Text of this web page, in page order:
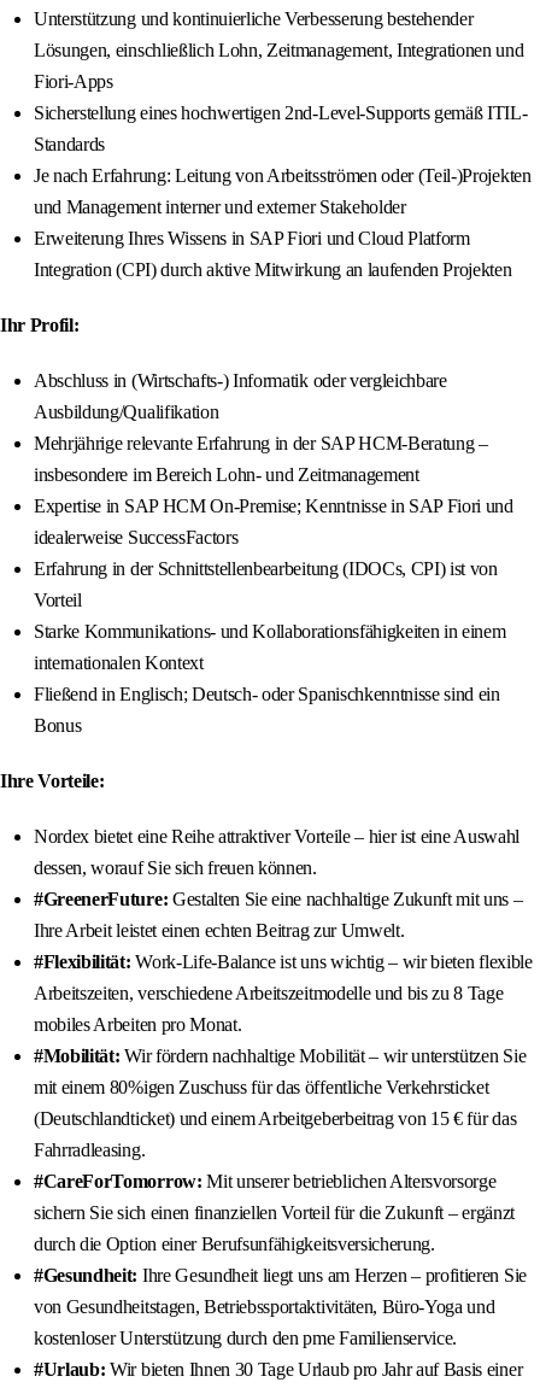
Unterstützung und kontinuierliche Verbesserung bestehender
Lösungen, einschließlich Lohn, Zeitmanagement, Integrationen und
Fiori-Apps
Sicherstellung eines hochwertigen 2nd-Level-Supports gemäß ITIL-
Standards
Je nach Erfahrung: Leitung von Arbeitsströmen oder (Teil-)Projekten
und Management interner und externer Stakeholder
Erweiterung Ihres Wissens in SAP Fiori und Cloud Platform
Integration (CPI) durch aktive Mitwirkung an laufenden Projekten
Ihr Profil:
Abschluss in (Wirtschafts-) Informatik oder vergleichbare
Ausbildung/Qualifikation
Mehrjährige relevante Erfahrung in der SAP HCM-Beratung –
insbesondere im Bereich Lohn- und Zeitmanagement
Expertise in SAP HCM On-Premise; Kenntnisse in SAP Fiori und
idealerweise SuccessFactors
Erfahrung in der Schnittstellenbearbeitung (IDOCs, CPI) ist von
Vorteil
Starke Kommunikations- und Kollaborationsfähigkeiten in einem
internationalen Kontext
Fließend in Englisch; Deutsch- oder Spanischkenntnisse sind ein
Bonus
Ihre Vorteile:
Nordex bietet eine Reihe attraktiver Vorteile – hier ist eine Auswahl
dessen, worauf Sie sich freuen können.
#GreenerFuture: Gestalten Sie eine nachhaltige Zukunft mit uns –
Ihre Arbeit leistet einen echten Beitrag zur Umwelt.
#Flexibilität: Work-Life-Balance ist uns wichtig – wir bieten flexible
Arbeitszeiten, verschiedene Arbeitszeitmodelle und bis zu 8 Tage
mobiles Arbeiten pro Monat.
#Mobilität: Wir fördern nachhaltige Mobilität – wir unterstützen Sie
mit einem 80%igen Zuschuss für das öffentliche Verkehrsticket
(Deutschlandticket) und einem Arbeitgeberbeitrag von 15 € für das
Fahrradleasing.
#CareForTomorrow: Mit unserer betrieblichen Altersvorsorge
sichern Sie sich einen finanziellen Vorteil für die Zukunft – ergänzt
durch die Option einer Berufsunfähigkeitsversicherung.
#Gesundheit: Ihre Gesundheit liegt uns am Herzen – profitieren Sie
von Gesundheitstagen, Betriebssportaktivitäten, Büro-Yoga und
kostenloser Unterstützung durch den pme Familienservice.
#Urlaub: Wir bieten Ihnen 30 Tage Urlaub pro Jahr auf Basis einer